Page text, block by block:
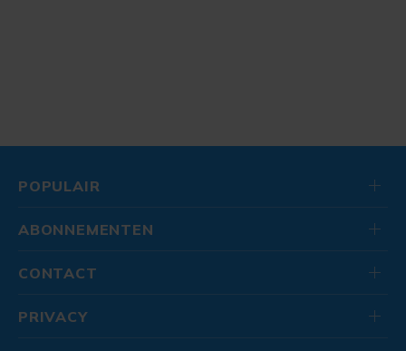
POPULAIR
ABONNEMENTEN
CONTACT
PRIVACY